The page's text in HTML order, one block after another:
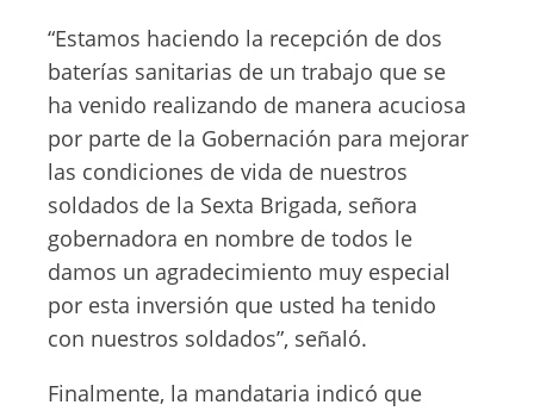
“Estamos haciendo la recepción de dos
baterías sanitarias de un trabajo que se
ha venido realizando de manera acuciosa
por parte de la Gobernación para mejorar
las condiciones de vida de nuestros
soldados de la Sexta Brigada, señora
gobernadora en nombre de todos le
damos un agradecimiento muy especial
por esta inversión que usted ha tenido
con nuestros soldados”, señaló.
Finalmente, la mandataria indicó que